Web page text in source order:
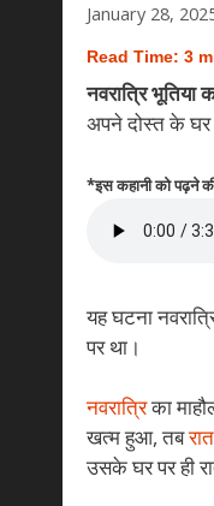
January 28,
Read Time: 3
नवरात्रि
अपने दोस्त के घर
*इस कहानी को पढ़ने
यह घटना
पर था।
नवरात्रिका
खत्म हुआ, तबरात
उसके घर पर ही